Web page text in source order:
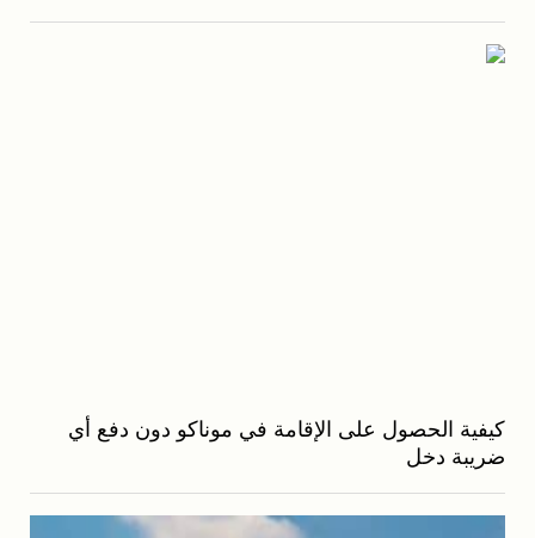
كيفية الحصول على الإقامة في موناكو دون دفع أي
ضريبة دخل